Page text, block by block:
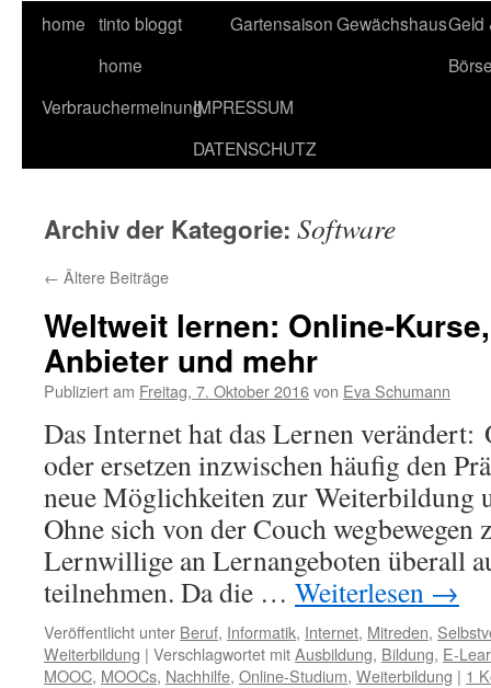
home tinto bloggt
home
GartensaisonGewächshausGeld
VerbrauchermeinungIMPRESSUM
DATENSCHUTZ
Archiv der Kategorie: Software
← Ältere Beiträge
Weltweit lernen: Online-
Anbieter und mehr
Publiziert am Freitag, 7. Oktober 2016von Eva Schumann
Das Internet hat das Lernen verändert:
oder ersetzen inzwischen häufig den
neue Möglichkeiten zur Weiterbildung
Ohne sich von der Couch wegbewegen
Lernwillige an Lernangeboten überall
teilnehmen. Da die … Weiterlesen →
Veröffentlicht unter Beruf, Informatik, Internet, Mitreden,
Weiterbildung | Verschlagwortet mitAusbildung, Bildung, E-
MOOC, MOOCs, Nachhilfe, Online-Studium, Weiterbildung | 1